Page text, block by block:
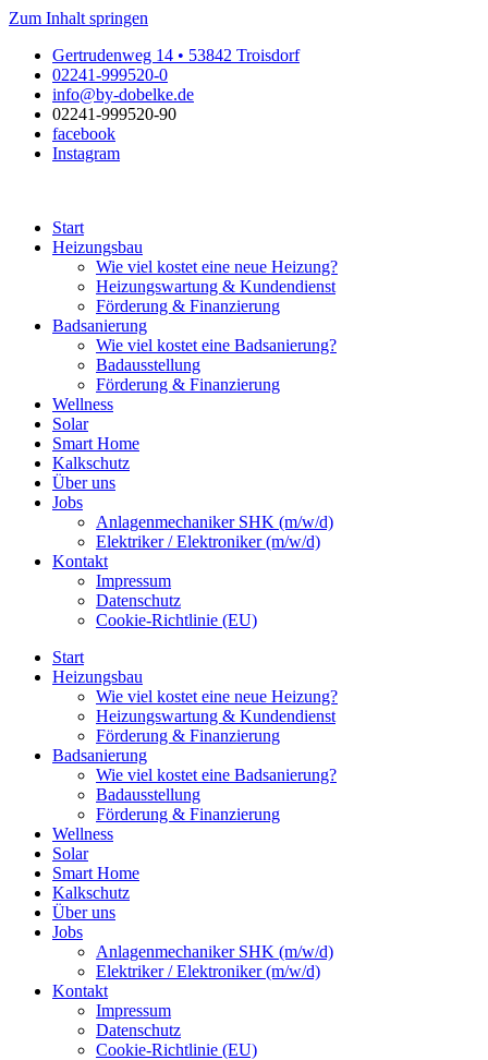
Zum Inhalt springen
Gertrudenweg 14 • 53842 Troisdorf
02241-999520-0
info@by-dobelke.de
02241-999520-90
facebook
Instagram
Start
Heizungsbau
Wie viel kostet eine neue Heizung?
Heizungswartung & Kundendienst
Förderung & Finanzierung
Badsanierung
Wie viel kostet eine Badsanierung?
Badausstellung
Förderung & Finanzierung
Wellness
Solar
Smart Home
Kalkschutz
Über uns
Jobs
Anlagenmechaniker SHK (m/w/d)
Elektriker / Elektroniker (m/w/d)
Kontakt
Impressum
Datenschutz
Cookie-Richtlinie (EU)
Start
Heizungsbau
Wie viel kostet eine neue Heizung?
Heizungswartung & Kundendienst
Förderung & Finanzierung
Badsanierung
Wie viel kostet eine Badsanierung?
Badausstellung
Förderung & Finanzierung
Wellness
Solar
Smart Home
Kalkschutz
Über uns
Jobs
Anlagenmechaniker SHK (m/w/d)
Elektriker / Elektroniker (m/w/d)
Kontakt
Impressum
Datenschutz
Cookie-Richtlinie (EU)